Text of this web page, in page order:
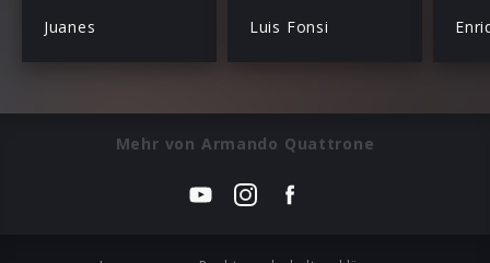
Juanes Luis Fonsi
Mehr von Armando Quattrone